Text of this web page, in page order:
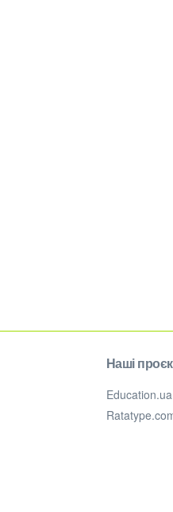
Наші
Education.ua